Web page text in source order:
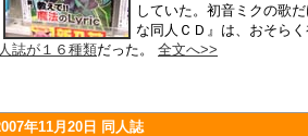
していた。初音ミクの歌
な同人ＣＤ』は、おそら
人誌が１６種類だった。 全文へ>>
年11月20日 同人誌